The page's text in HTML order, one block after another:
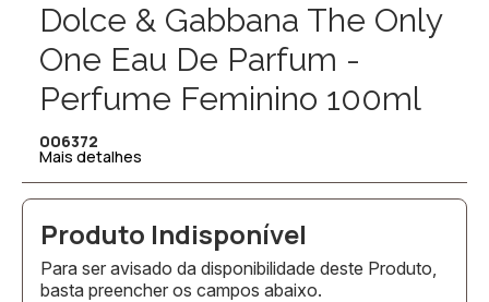
Dolce & Gabbana The Only
One Eau De Parfum -
Perfume Feminino 100ml
006372
Mais detalhes
Para ser avisado da disponibilidade deste Produto,
basta preencher os campos abaixo.